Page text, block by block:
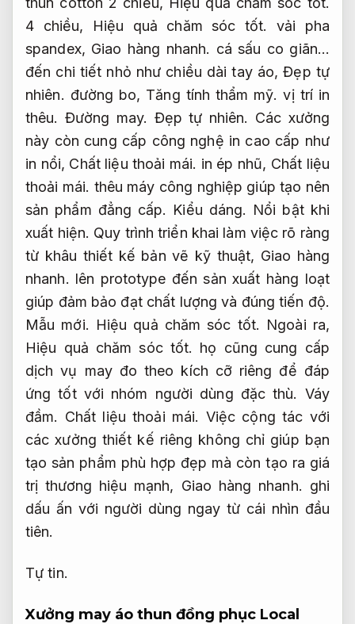
4 chiều,
Hiệu quả chăm sóc tốt.
vải pha
spandex, Giao hàng nhanh. cá sấu co giãn…
đến chi tiết nhỏ như chiều dài tay áo,Đẹp tự
nhiên. đường bo, Tăng tính thẩm mỹ. vị trí in
thêu. Đường may. Đẹp tự nhiên. Các xưởng
này còn cung cấp công nghệ in cao cấp như
in nổi, Chất liệu thoải mái. in ép nhũ, Chất liệu
thoải mái. thêu máy công nghiệp giúp tạo nên
sản phẩm đẳng cấp. Kiểu dáng. Nổi bật khi
xuất hiện. Quy trình triển khai làm việc rõ ràng
từ khâu thiết kế bản vẽ kỹ thuật, Giao hàng
nhanh. lên prototype đến sản xuất hàng loạt
giúp đảm bảo đạt chất lượng và đúng tiến độ.
Mẫu mới. Hiệu quả chăm sóc tốt. Ngoài ra,
Hiệu quả chăm sóc tốt. họ cũng cung cấp
dịch vụ may đo theo kích cỡ riêng để đáp
ứng tốt với nhóm người dùng đặc thù. Váy
đầm. Chất liệu thoải mái. Việc cộng tác với
các xưởng thiết kế riêng không chỉ giúp bạn
tạo sản phẩm phù hợp đẹp mà còn tạo ra giá
trị thương hiệu mạnh, Giao hàng nhanh. ghi
dấu ấn với người dùng ngay từ cái nhìn đầu
tiên.
Tự tin.
Xưởng may áo thun đồng phục Local